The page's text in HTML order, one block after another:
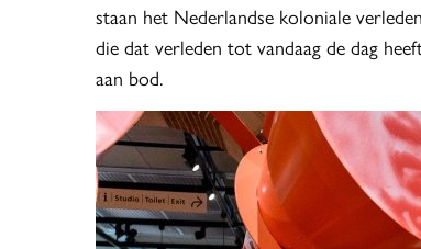
staan het Nederlandse koloniale
die dat verleden tot vandaag de dag
aan bod.